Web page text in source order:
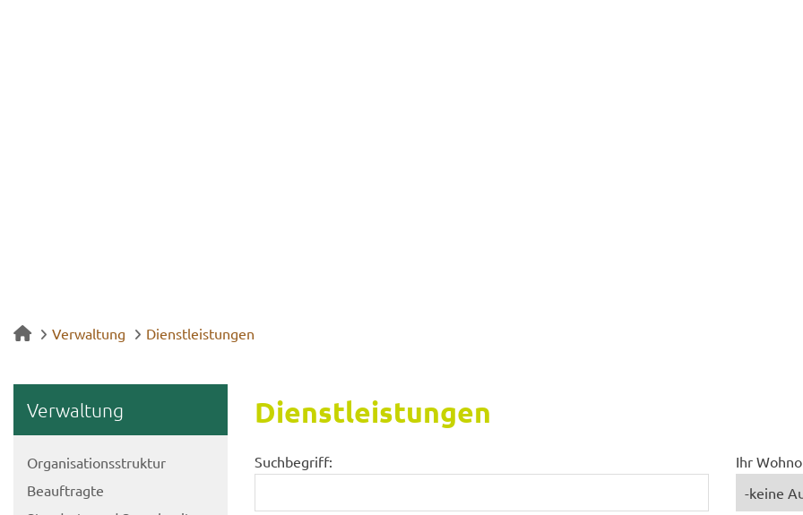
Verwaltung Dienstleistungen
Ver­wal­tung
Or­ga­ni­sa­ti­ons­struk­tur
Be­auf­trag­te
Dienst­leis­tun­gen
Suchbegriff: Ihr